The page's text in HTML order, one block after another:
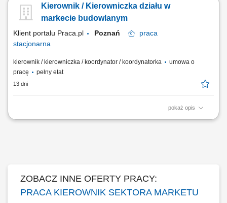
firmowymi (m.in. dbałość o właściwą ekspozycję towarów).
Organizowanie i nadzorowanie pracy zespołu. Reprezentowanie firmy
Kierownik / Kierowniczka działu w
markecie budowlanym
Klient portalu Praca.pl Poznań
praca
stacjonarna
kierownik / kierowniczka / koordynator / koordynatorka
umowa o
pracę
pełny etat
13 dni
pokaż opis
Dynamiczny rozwój sprzedaży i zwiększanie rentowności działu;
ZOBACZ INNE OFERTY PRACY:
PRACA KIEROWNIK SEKTORA MARKETU